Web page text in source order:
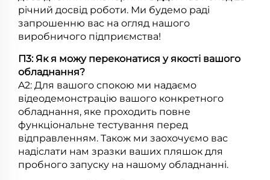
річний досвід роботи. Ми будемо раді
запрошенню вас на огляд нашого
виробничого підприємства!
П3: Як я можу переконатися у якості вашого
обладнання?
A2: Для вашого спокою ми надаємо
відеодемонстрацію вашого конкретного
обладнання, яке проходить повне
функціональне тестування перед
відправленням. Також ми заохочуємо вас
надіслати нам зразки ваших пляшок для
пробного запуску на нашому обладнанні.